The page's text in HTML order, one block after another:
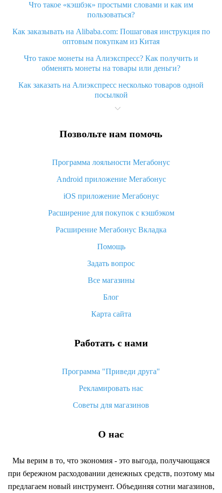
Что такое «кэшбэк» простыми словами и как им
пользоваться?
Как заказывать на Alibaba.com: Пошаговая инструкция по
оптовым покупкам из Китая
Что такое монеты на Алиэкспресс? Как получить и
обменять монеты на товары или деньги?
Как заказать на Алиэкспресс несколько товаров одной
посылкой
Что значит статус «Заказ закрыт» на Алиэкспресс и что
Что делать, если Алиэкспресс просит ввести паспортные
Как узнать, куда пришла посылка с Алиэкспресс
Вы отменили заказ на Алиэкспресс, когда вернут деньги?
Что такое баллы на Алиэкспресс, как их получить и
«AliExpress Standard Shipping»: что это за метод доставки и
как его отслеживать
Как покупать оптом на Алиэкспресс
Что делать, если не пришел товар с Алиэкспресс
возврата денег
Позвольте нам помочь
Программа лояльности Мегабонус
Android приложение Мегабонус
iOS приложение Мегабонус
Расширение для покупок с кэшбэком
Расширение Мегабонус Вкладка
Помощь
Задать вопрос
Все магазины
Блог
Карта сайта
Работать с нами
Программа "Приведи друга"
Рекламировать нас
Советы для магазинов
О нас
Мы верим в то, что экономия - это выгода, получающаяся
при бережном расходовании денежных средств, поэтому мы
предлагаем новый инструмент. Объединяя сотни магазинов,